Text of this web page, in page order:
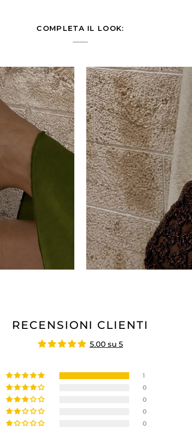
COMPLETA IL LOOK:
RECENSIONI CLIENTI
5.00 su 5
1
0
0
0
0